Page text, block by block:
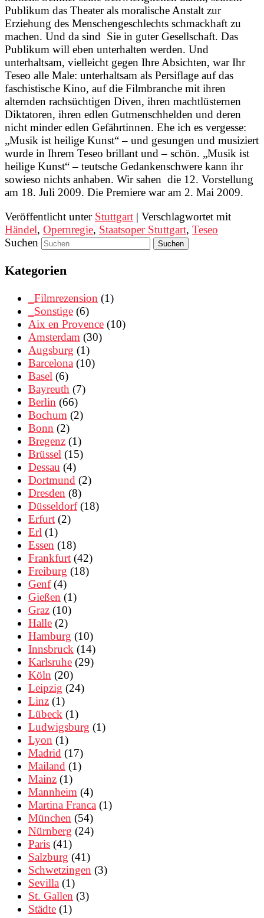
Publikum das Theater als moralische Anstalt zur
Erziehung des Menschengeschlechts schmackhaft zu
machen. Und da sind Sie in guter Gesellschaft. Das
Publikum will eben unterhalten werden. Und
unterhaltsam, vielleicht gegen Ihre Absichten, war Ihr
Teseo alle Male: unterhaltsam als Persiflage auf das
faschistische Kino, auf die Filmbranche mit ihren
alternden rachsüchtigen Diven, ihren machtlüsternen
Diktatoren, ihren edlen Gutmenschhelden und deren
nicht minder edlen Gefährtinnen. Ehe ich es vergesse:
„Musik ist heilige Kunst“ – und gesungen und musiziert
wurde in Ihrem Teseo brillant und – schön. „Musik ist
heilige Kunst“ – teutsche Gedankenschwere kann ihr
sowieso nichts anhaben. Wir sahen die 12. Vorstellung
am 18. Juli 2009. Die Premiere war am 2. Mai 2009.
Veröffentlicht unter Stuttgart | Verschlagwortet mit
Händel, Opernregie, Staatsoper Stuttgart, Teseo
Suchen
Kategorien
_Filmrezension (1)
_Sonstige (6)
Aix en Provence (10)
Amsterdam (30)
Augsburg (1)
Barcelona (10)
Basel (6)
Bayreuth (7)
Berlin (66)
Bochum (2)
Bonn (2)
Bregenz (1)
Brüssel (15)
Dessau (4)
Dortmund (2)
Dresden (8)
Düsseldorf(18)
Erfurt (2)
Erl (1)
Essen (18)
Frankfurt (42)
Freiburg (18)
Genf(4)
Gießen (1)
Graz (10)
Halle (2)
Hamburg (10)
Innsbruck (14)
Karlsruhe (29)
Köln (20)
Leipzig (24)
Linz (1)
Lübeck (1)
Ludwigsburg (1)
Lyon (1)
Madrid (17)
Mailand (1)
Mainz (1)
Mannheim (4)
Martina Franca (1)
München (54)
Nürnberg (24)
Paris (41)
Salzburg (41)
Schwetzingen (3)
Sevilla (1)
St. Gallen (3)
Städte (1)